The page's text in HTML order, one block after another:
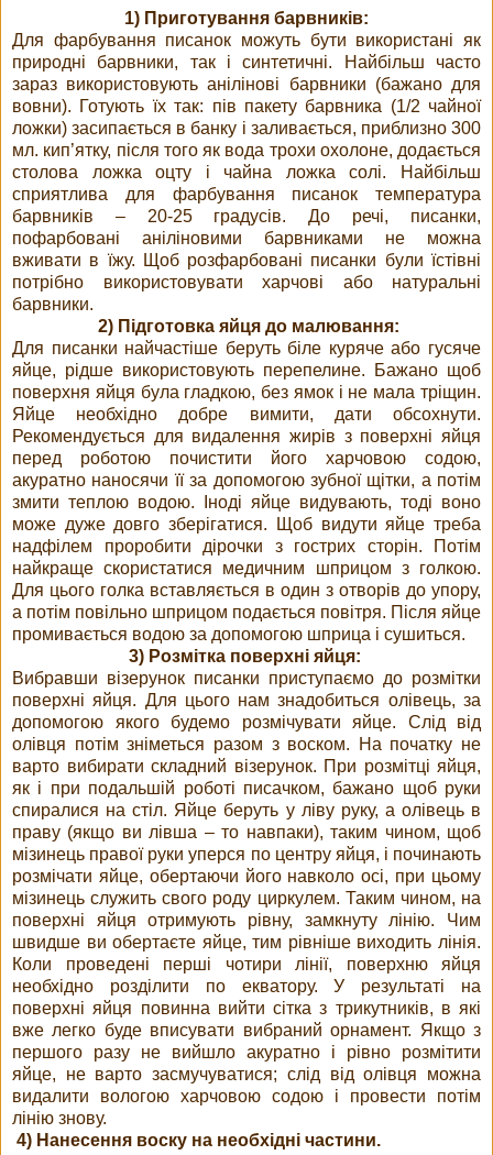
1) Приготування барвників:
Для фарбування писанок можуть бути використані як
природні барвники, так і синтетичні. Найбільш часто
зараз використовують анілінові барвники (бажано для
вовни). Готують їх так: пів пакету барвника (1/2 чайної
ложки) засипається в банку і заливається, приблизно 300
мл. кип’ятку, після того як вода трохи охолоне, додається
столова ложка оцту і чайна ложка солі. Найбільш
сприятлива для фарбування писанок температура
барвників – 20-25 градусів. До речі, писанки,
пофарбовані аніліновими барвниками не можна
вживати в їжу. Щоб розфарбовані писанки були їстівні
потрібно використовувати харчові або натуральні
барвники.
2) Підготовка яйця до малювання:
Для писанки найчастіше беруть біле куряче або гусяче
яйце, рідше використовують перепелине. Бажано щоб
поверхня яйця була гладкою, без ямок і не мала тріщин.
Яйце необхідно добре вимити, дати обсохнути.
Рекомендується для видалення жирів з поверхні яйця
перед роботою почистити його харчовою содою,
акуратно наносячи її за допомогою зубної щітки, а потім
змити теплою водою. Іноді яйце видувають, тоді воно
може дуже довго зберігатися. Щоб видути яйце треба
надфілем проробити дірочки з гострих сторін. Потім
найкраще скористатися медичним шприцом з голкою.
Для цього голка вставляється в один з отворів до упору,
а потім повільно шприцом подається повітря. Після яйце
промивається водою за допомогою шприца і сушиться.
3) Розмітка поверхні яйця:
Вибравши візерунок писанки приступаємо до розмітки
поверхні яйця. Для цього нам знадобиться олівець, за
допомогою якого будемо розмічувати яйце. Слід від
олівця потім зніметься разом з воском. На початку не
варто вибирати складний візерунок. При розмітці яйця,
як і при подальшій роботі писачком, бажано щоб руки
спиралися на стіл. Яйце беруть у ліву руку, а олівець в
праву (якщо ви лівша – то навпаки), таким чином, щоб
мізинець правої руки уперся по центру яйця, і починають
розмічати яйце, обертаючи його навколо осі, при цьому
мізинець служить свого роду циркулем. Таким чином, на
поверхні яйця отримують рівну, замкнуту лінію. Чим
швидше ви обертаєте яйце, тим рівніше виходить лінія.
Коли проведені перші чотири лінії, поверхню яйця
необхідно розділити по екватору. У результаті на
поверхні яйця повинна вийти сітка з трикутників, в які
вже легко буде вписувати вибраний орнамент. Якщо з
першого разу не вийшло акуратно і рівно розмітити
яйце, не варто засмучуватися; слід від олівця можна
видалити вологою харчовою содою і провести потім
лінію знову.
4) Нанесення воску на необхідні частини.